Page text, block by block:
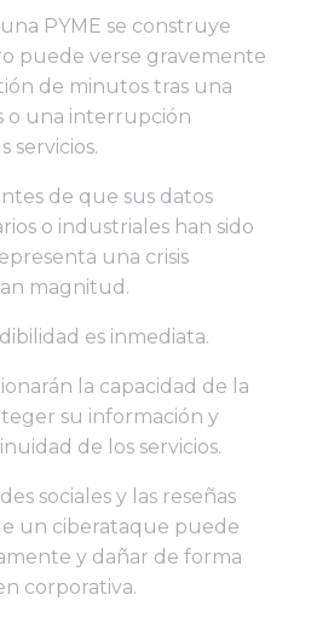
PYME se construye
puede verse gravemente
de minutos tras una
o una interrupción
servicios.
de que sus datos
o industriales han sido
una crisis
magnitud.
es inmediata.
la capacidad de la
su información y
de los servicios.
sociales y las reseñas
un ciberataque puede
y dañar de forma
corporativa.